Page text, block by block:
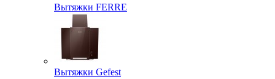
Вытяжки FERRE
Вытяжки Gefest